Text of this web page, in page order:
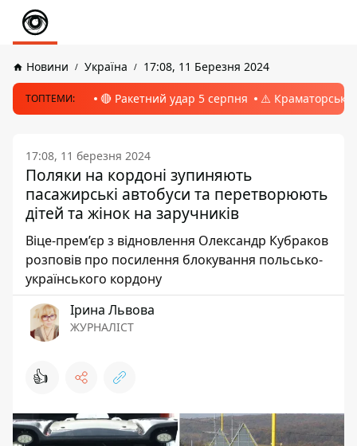
Новини Україна 17:08, 11 Березня 2024
ТОПТЕМИ: 🔴 Ракетний удар 5 серпня ⚠️ Краматорськ,
17:08, 11 березня 2024
Поляки на кордоні зупиняють
пасажирські автобуси та перетворюють
дітей та жінок на заручників
Віце-прем’єр з відновлення Олександр Кубраков
розповів про посилення блокування польсько-
українського кордону
Ірина Львова
ЖУРНАЛІСТ
👍